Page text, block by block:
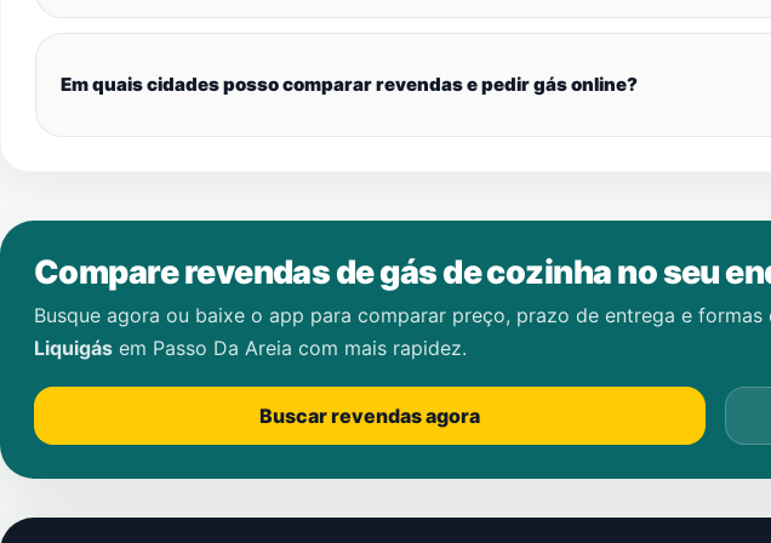
Em quais cidades posso comparar revendas e pedir gás online?
Compare revendas de gás de cozinha no seu
Busque agora ou baixe o app para comparar preço, prazo de entrega e
Liquigás em Passo Da Areia com mais rapidez.
Buscar revendas agora